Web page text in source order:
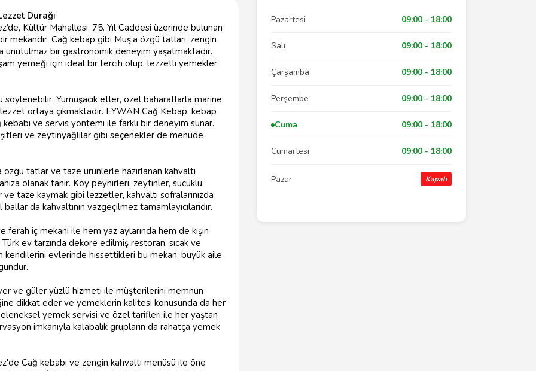
Durağı
Kültür Mahallesi, 75. Yıl Caddesi üzerinde bulunan
Cağ kebap gibi Muş’a özgü tatları, zengin
unutulmaz bir gastronomik deneyim yaşatmaktadır.
yemeği için ideal bir tercih olup, lezzetli yemekler
Yumuşacık etler, özel baharatlarla marine
ortaya çıkmaktadır. EYWAN Cağ Kebap, kebap
ve servis yöntemi ile farklı bir deneyim sunar.
ve zeytinyağlılar gibi seçenekler de menüde
özgü tatlar ve taze ürünlerle hazırlanan kahvaltı
olanak tanır. Köy peynirleri, zeytinler, sucuklu
taze kaymak gibi lezzetler, kahvaltı sofralarınızda
da kahvaltının vazgeçilmez tamamlayıcılarıdır.
ferah iç mekanı ile hem yaz aylarında hem de kışın
ev tarzında dekore edilmiş restoran, sıcak ve
evlerinde hissettikleri bu mekan, büyük aile
ve güler yüzlü hizmeti ile müşterilerini memnun
dikkat eder ve yemeklerin kalitesi konusunda da her
yemek servisi ve özel tarifleri ile her yaştan
imkanıyla kalabalık grupların da rahatça yemek
Cağ kebabı ve zengin kahvaltı menüsü ile öne
Pazartesi 09:00 - 18:00
Salı 09:00 - 18:00
Çarşamba 09:00 - 18:00
Perşembe 09:00 - 18:00
Cuma 09:00 - 18:00
Cumartesi 09:00 - 18:00
Pazar Kapalı